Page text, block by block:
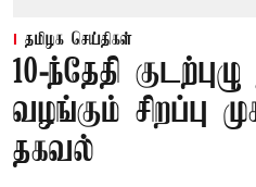
தமிழக செய்திகள்
10-ந்தேதி
வழங்கும் சிறப்பு
தகவல்